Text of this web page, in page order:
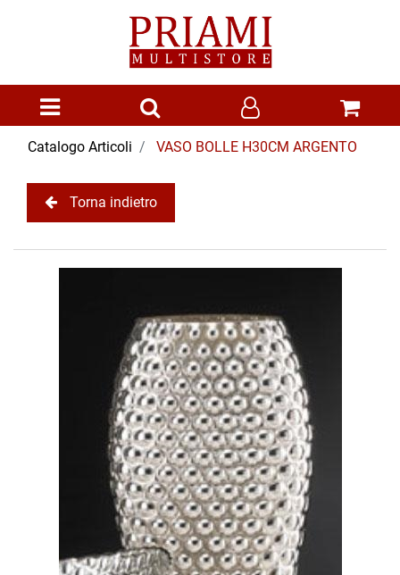
Open menu
Catalogo Articoli VASO BOLLE H30CM ARGENTO
Torna indietro